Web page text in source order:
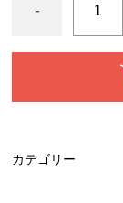
-
カテゴリー